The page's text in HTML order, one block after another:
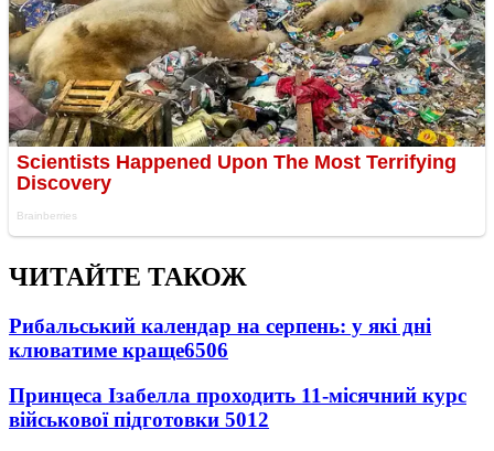
ЧИТАЙТЕ ТАКОЖ
Рибальський календар на серпень: у які дні
клюватиме краще6506
Принцеса Ізабелла проходить 11-місячний курс
військової підготовки 5012